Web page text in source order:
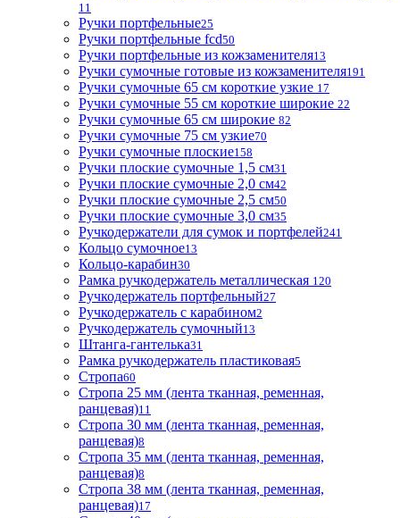
11
Ручки портфельные25
Ручки портфельные fcd50
Ручки портфельные из кожзаменителя13
Ручки сумочные готовые из кожзаменителя191
Ручки сумочные 65 см короткие узкие 17
Ручки сумочные 55 см короткие широкие 22
Ручки сумочные 65 см широкие 82
Ручки сумочные 75 см узкие70
Ручки сумочные плоские158
Ручки плоские сумочные 1,5 см31
Ручки плоские сумочные 2,0 см42
Ручки плоские сумочные 2,5 см50
Ручки плоские сумочные 3,0 см35
Ручкодержатели для сумок и портфелей241
Кольцо сумочное13
Кольцо-карабин30
Рамка ручкодержатель металлическая 120
Ручкодержатель портфельный27
Ручкодержатель с карабином2
Ручкодержатель сумочный13
Штанга-гантелька31
Рамка ручкодержатель пластиковая5
Стропа60
Стропа 25 мм (лента тканная, ременная,
ранцевая)11
Стропа 30 мм (лента тканная, ременная,
ранцевая)8
Стропа 35 мм (лента тканная, ременная,
ранцевая)8
Стропа 38 мм (лента тканная, ременная,
ранцевая)17